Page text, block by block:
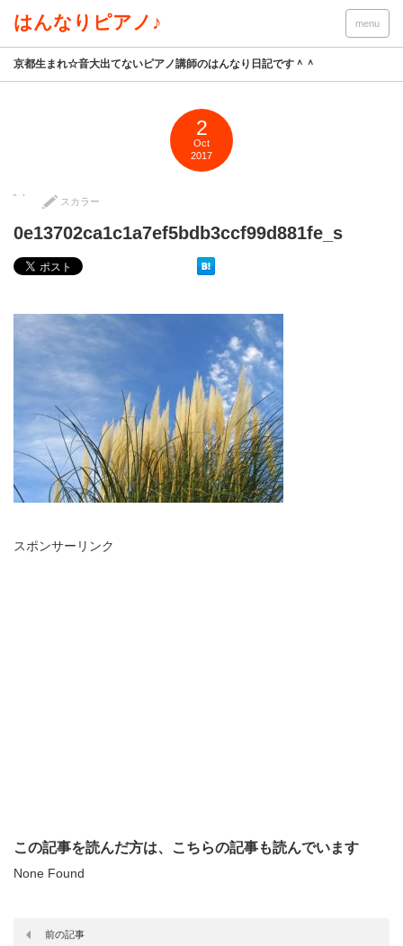
はんなりピアノ♪ menu
京都生まれ☆音大出てないピアノ講師のはんなり日記です＾＾
2
Oct
2017
スカラー
0e13702ca1c1a7ef5bdb3ccf99d881fe_s
スポンサーリンク
この記事を読んだ方は、こちらの記事も読んでいます
None Found
前の記事